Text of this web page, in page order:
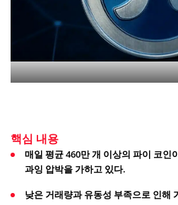
핵심 내용
매일 평균 460만 개 이상의 파이 코인
과잉 압박을 가하고 있다.
낮은 거래량과 유동성 부족으로 인해